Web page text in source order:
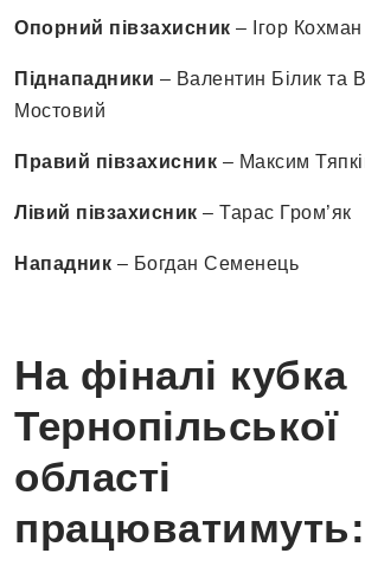
Опорний півзахисник – Ігор Кохман
Піднападники – Валентин Білик та
Мостовий
Правий півзахисник – Максим
Лівий півзахисник – Тарас Гром’як
Нападник – Богдан Семенець
На фіналі кубка
Тернопільської
області
працюватимуть: